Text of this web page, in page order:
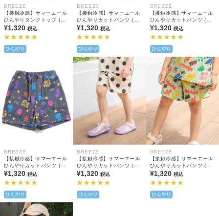
BREEZE
【接触冷感】サマーエール
ひんやりタンクトップ (セ
ットアップ可)
¥1,320 税込
ひんやり
BREEZE
【接触冷感】サマーエール
ひんやりカットパンツ (セ
ットアップ可)
¥1,320税込
ひんやり
BREEZE
【接触冷感】サマーエール
ひんやりカットパンツ (セ
ットアップ可)
¥1,320 税込
ひんやり
BREEZE
【接触冷感】サマーエール
ひんやりカットパンツ (セ
ットアップ可)
¥1,320 税込
ひんやり
BREEZE
【接触冷感】サマーエール
ひんやりカットパンツ (セ
ットアップ可)
¥1,320税込
ひんやり
BREEZE
【接触冷感】サマーエール
ひんやりカットパンツ (セ
ットアップ可)
¥1,320 税込
ひんやり